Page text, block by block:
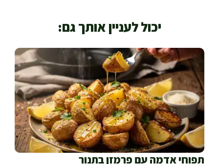
יכול לעניין אותך גם:
תפוחי אדמה עם פרמזן בתנור